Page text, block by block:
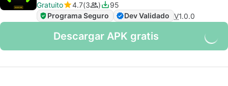
Gratuito
4.7 3
95
Programa Seguro
Dev Validado V1.0.0
Descargar APK gratis